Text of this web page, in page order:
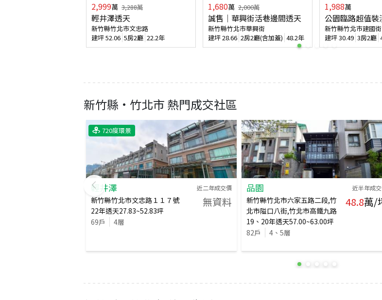
2,999萬 3,288萬
輕井澤透天
新竹縣竹北市文忠路
建坪52.06 5房2廳 22.2年
1,680萬 2,000萬
誠售｜華興街活巷邊間透天
新竹縣竹北市華興街
建坪28.66 2房2廳(含加蓋) 48.2年
1,988萬
公園臨路超值裝
新竹縣竹北市建國街
建坪30.49 3房2廳
新竹縣 · 竹北市 熱門成交社區
輕井澤 近二年成交價
新竹縣竹北市文忠路１１７號
22年透天27.83~52.83坪
69戶 4層
無資料
品園 近半年成
新竹縣竹北市六家五路二段,竹
北市隘口八街,竹北市高鐵九路
19、20年透天57.00~63.00坪
82戶 4、5層
48.8萬/
720度環景